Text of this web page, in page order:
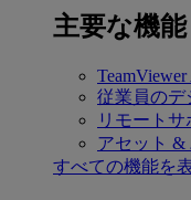
主要な機能
従業員のデ
リモート
アセット &
すべての機能を